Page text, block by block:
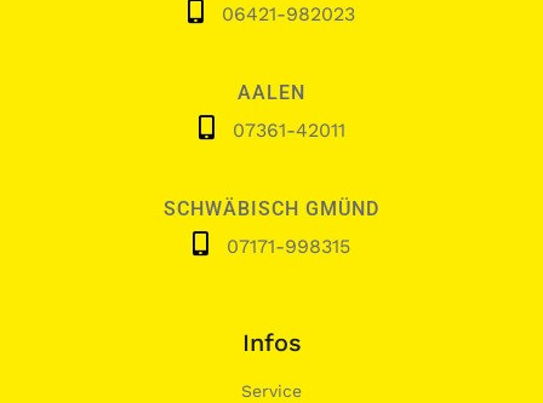
06421-982023
AALEN
07361-42011
SCHWÄBISCH GMÜND
07171-998315
Infos
Service